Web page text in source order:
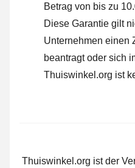
Betrag von bis zu
Diese Garantie gilt
Unternehmen einen
beantragt oder sich
Thuiswinkel.org ist
Thuiswinkel.org ist der